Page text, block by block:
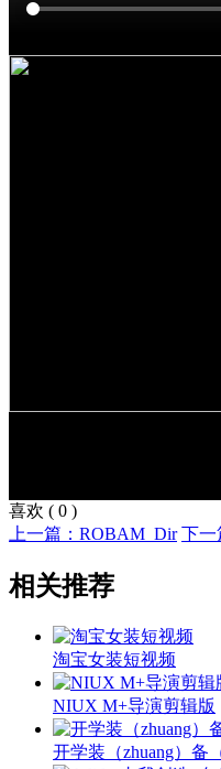
喜欢 ( 0 )
上一篇：ROBAM_Dir 下一
相关推荐
淘宝女装短视频
NIUX M+导演剪辑版
开学装（zhuang）备